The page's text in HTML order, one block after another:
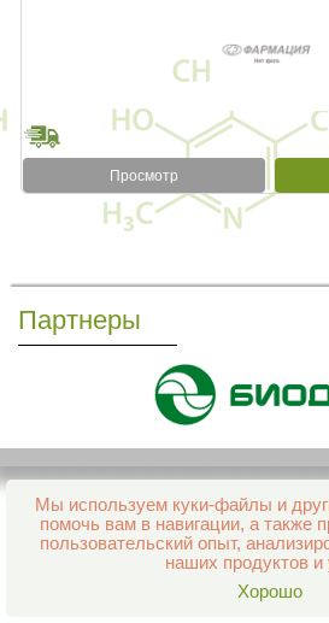
Просмотр
Партнеры
Мы используем куки-файлы и
помочь вам в навигации, а также
пользовательский опыт,
наших продуктов и
Хорошо
Все права защищены и охраняются законом
© 2013–2026 Интернет-аптека Фармация
support@aptekapenza.ru
Телефон: Служба обработки заказов 99-98-28